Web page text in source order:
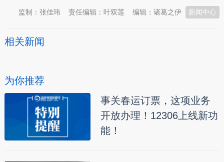
新闻中心
编辑：诸葛之伊
责任编辑：叶双莲
监制：张佳玮
相关新闻
为你推荐
事关春运订票，这项业务
开放办理！12306上线新功
能！